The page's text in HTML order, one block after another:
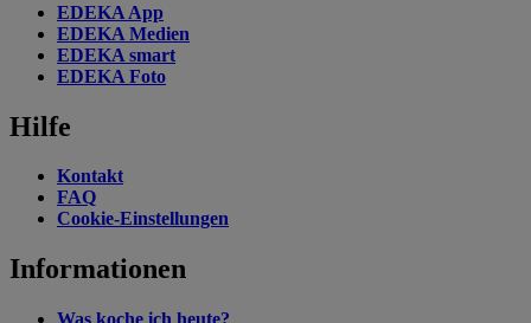
EDEKA App
EDEKA Medien
EDEKA smart
EDEKA Foto
Hilfe
Kontakt
FAQ
Cookie-Einstellungen
Informationen